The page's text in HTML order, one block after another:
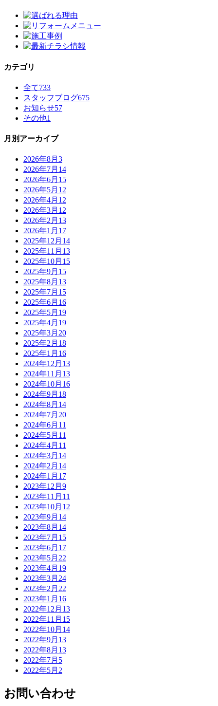
カテゴリ
全て733
スタッフブログ675
お知らせ57
その他1
月別アーカイブ
2026年8月 3
2026年7月 14
2026年6月 15
2026年5月 12
2026年4月 12
2026年3月 12
2026年2月 13
2026年1月 17
2025年12月 14
2025年11月 13
2025年10月 15
2025年9月 15
2025年8月 13
2025年7月 15
2025年6月 16
2025年5月 19
2025年4月 19
2025年3月 20
2025年2月 18
2025年1月 16
2024年12月 13
2024年11月 13
2024年10月 16
2024年9月 18
2024年8月 14
2024年7月 20
2024年6月 11
2024年5月 11
2024年4月 11
2024年3月 14
2024年2月 14
2024年1月 17
2023年12月 9
2023年11月 11
2023年10月 12
2023年9月 14
2023年8月 14
2023年7月 15
2023年6月 17
2023年5月 22
2023年4月 19
2023年3月 24
2023年2月 22
2023年1月 16
2022年12月 13
2022年11月 15
2022年10月 14
2022年9月 13
2022年8月 13
2022年7月 5
2022年5月 2
お問い合わせ